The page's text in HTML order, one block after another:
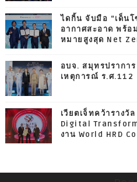
ไดกิ้น จับมือ “เด็นโ
อากาศสะอาด พร้อ
หมายสูงสุด Net
อบจ. สมุทรปรากา
เหตุการณ์ ร.ศ.112
เวียตเจ็ทคว้ารางวั
Digital
งาน World HRD